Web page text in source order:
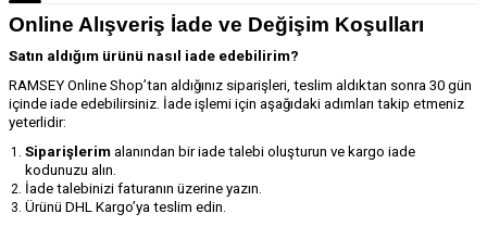
Online Alışveriş İade ve Değişim Koşulları
Satın aldığım ürünü nasıl iade edebilirim?
RAMSEY Online Shop’tan aldığınız siparişleri, teslim aldıktan sonra 30 gün
içinde iade edebilirsiniz. İade işlemi için aşağıdaki adımları takip etmeniz
yeterlidir:
Siparişlerim alanından bir iade talebi oluşturun ve kargo iade
kodunuzu alın.
İade talebinizi faturanın üzerine yazın.
Ürünü DHL Kargo’ya teslim edin.